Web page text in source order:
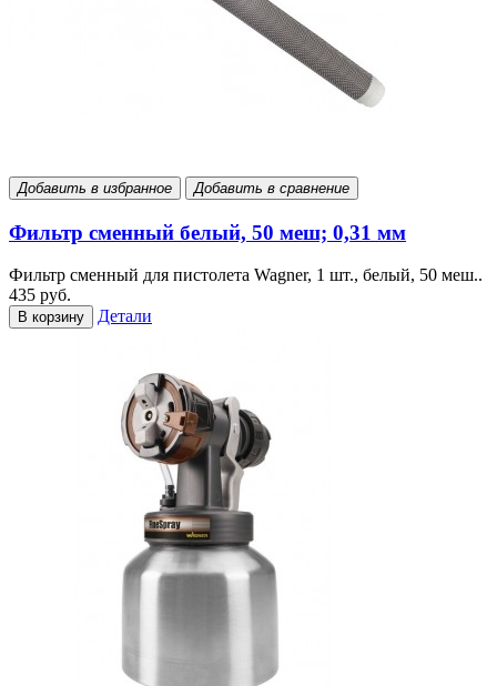
Добавить в избранное Добавить в сравнение
Фильтр сменный белый, 50 меш; 0,31 мм
Фильтр сменный для пистолета Wagner, 1 шт., белый, 50 меш..
435 руб.
В корзину Детали